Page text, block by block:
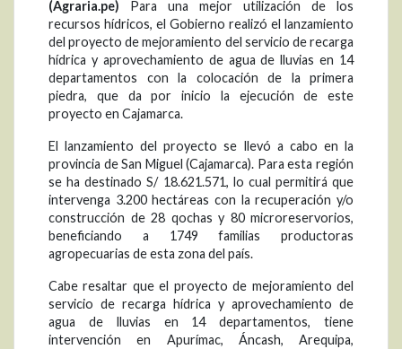
(Agraria.pe) Para una mejor utilización de los
recursos hídricos, el Gobierno realizó el lanzamiento
del proyecto de mejoramiento del servicio de recarga
hídrica y aprovechamiento de agua de lluvias en 14
departamentos con la colocación de la primera
piedra, que da por inicio la ejecución de este
proyecto en Cajamarca.
El lanzamiento del proyecto se llevó a cabo en la
provincia de San Miguel (Cajamarca). Para esta región
se ha destinado S/ 18.621.571, lo cual permitirá que
intervenga 3.200 hectáreas con la recuperación y/o
construcción de 28 qochas y 80 microreservorios,
beneficiando a 1749 familias productoras
agropecuarias de esta zona del país.
Cabe resaltar que el proyecto de mejoramiento del
servicio de recarga hídrica y aprovechamiento de
agua de lluvias en 14 departamentos, tiene
intervención en Apurímac, Áncash, Arequipa,